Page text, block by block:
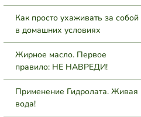
Как просто ухаживать за собой
в домашних условиях
Жирное масло. Первое
правило: НЕ НАВРЕДИ!
Применение Гидролата. Живая
вода!